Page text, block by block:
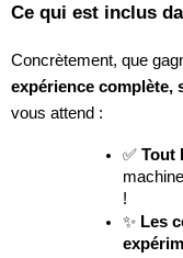
Ce qui est inclus
Concrètement, que
expérience complète,
vous attend :
✅ Tout
!
✨ Les